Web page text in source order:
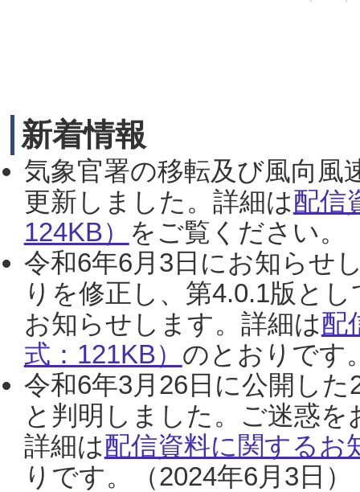
新着情報
気象官署の移転及び風向風
更新しました。詳細は配信
124KB） をご覧ください。
令和6年6月3日にお知らせ
りを修正し、第4.0.1版と
お知らせします。詳細は配
式：121KB） のとおりです
令和6年3月26日に公開し
と判明しました。ご迷惑
詳細は配信資料に関するお
りです。（2024年6月3日）